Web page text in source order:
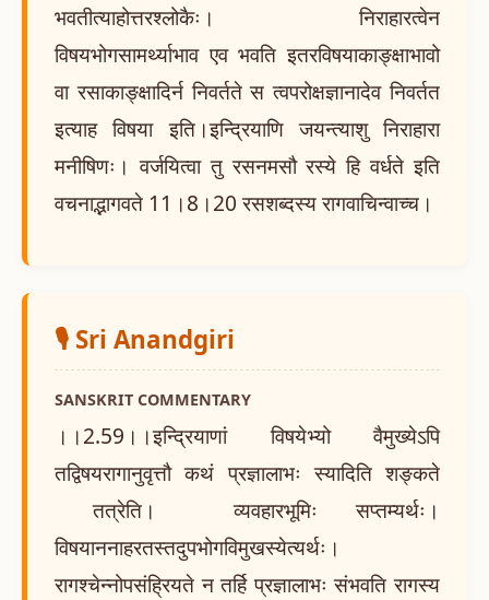
भवतीत्याहोत्तरश्लोकैः। निराहारत्वेन
विषयभोगसामर्थ्याभाव एव भवति इतरविषयाकाङ्क्षाभावो
वा रसाकाङ्क्षादिर्न निवर्तते स त्वपरोक्षज्ञानादेव निवर्तत
इत्याह विषया इति।इन्द्रियाणि जयन्त्याशु निराहारा
मनीषिणः। वर्जयित्वा तु रसनमसौ रस्ये हि वर्धते इति
वचनाद्भागवते 11।8।20 रसशब्दस्य रागवाचिन्वाच्च।
🎙️ Sri Anandgiri
SANSKRIT COMMENTARY
।।2.59।।इन्द्रियाणां विषयेभ्यो वैमुख्येऽपि
तद्विषयरागानुवृत्तौ कथं प्रज्ञालाभः स्यादिति शङ्कते
तत्रेति। व्यवहारभूमिः सप्तम्यर्थः।
विषयाननाहरतस्तदुपभोगविमुखस्येत्यर्थः।
रागश्चेन्नोपसंह्रियते न तर्हि प्रज्ञालाभः संभवति रागस्य